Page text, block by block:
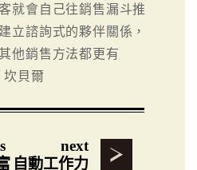
就會自己往銷售漏斗推
立諮詢式的夥伴關係，
他銷售方法都更有
貝爾
next
自動工作力